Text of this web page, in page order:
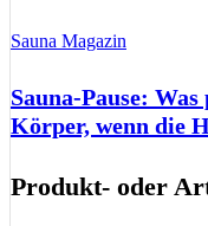
Sauna Magazin
Sauna-Pause:
Körper, wenn die
Produkt- oder